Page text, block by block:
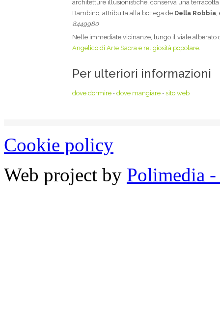
Cookie policy
Web project by Polimedia